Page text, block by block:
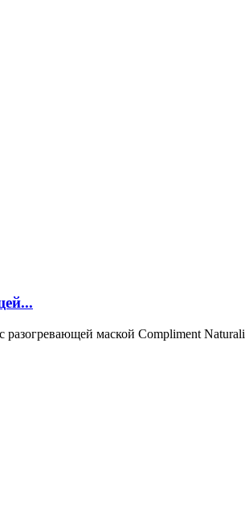
маской Compliment